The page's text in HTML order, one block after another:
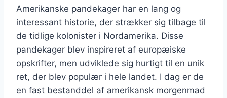
Amerikanske pandekager har en lang og
interessant historie, der strækker sig tilbage til
de tidlige kolonister i Nordamerika. Disse
pandekager blev inspireret af europæiske
opskrifter, men udviklede sig hurtigt til en unik
ret, der blev populær i hele landet. I dag er de
en fast bestanddel af amerikansk morgenmad